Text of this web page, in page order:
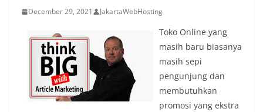
December 29, 2021 JakartaWebHosting
Toko Online yang
masih baru biasanya
masih sepi
pengunjung dan
membutuhkan
promosi yang ekstra